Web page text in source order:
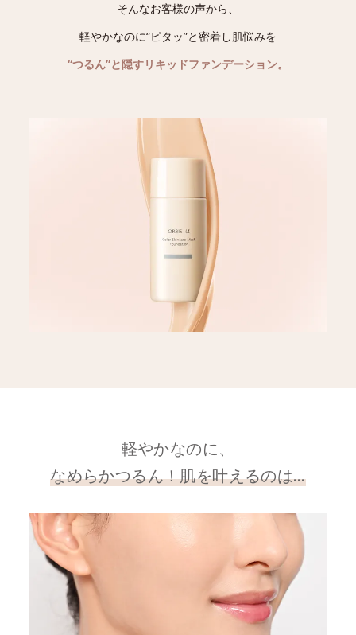
そんなお客様の声から、
軽やかなのに“ピタッ”と密着し肌悩みを
“つるん”と隠すリキッドファンデーション。
軽やかなのに、
なめらかつるん！肌を叶えるのは…